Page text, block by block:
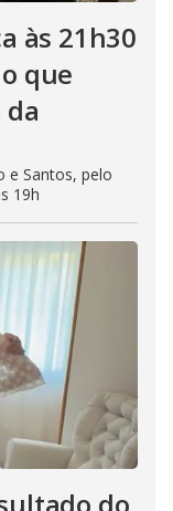
às 21h30
que
e Santos, pelo
19h